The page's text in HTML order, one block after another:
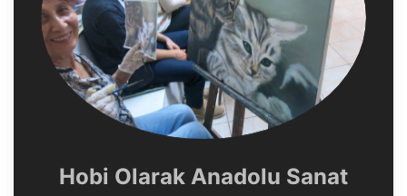
Hobi Olarak Anadolu Sanat